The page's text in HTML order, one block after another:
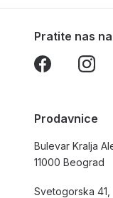
Pratite nas
Prodavnice
Bulevar Kralja
11000 Beograd
Svetogorska 41,